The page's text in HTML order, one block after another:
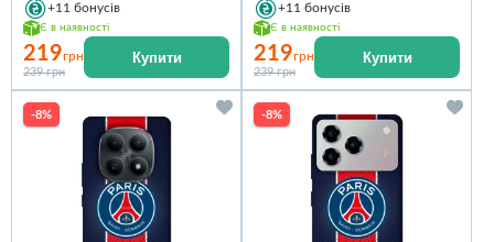
+11 бонусів
Є в наявності
219грн
239 грн
Купити
+11 бонусів
Є в наявності
219грн
239 грн
Купити
-8% -8%